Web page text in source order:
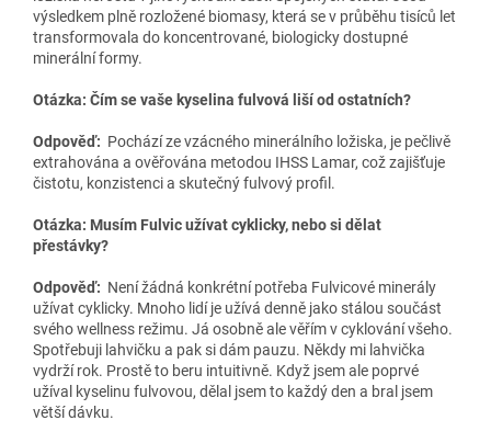
výsledkem plně rozložené biomasy, která se v průběhu tisíců let
transformovala do koncentrované, biologicky dostupné
minerální formy.
Otázka: Čím se vaše kyselina fulvová liší od ostatních?
Odpověď: Pochází ze vzácného minerálního ložiska, je pečlivě
extrahována a ověřována metodou IHSS Lamar, což zajišťuje
čistotu, konzistenci a skutečný fulvový profil.
Otázka: Musím Fulvic užívat cyklicky, nebo si dělat
přestávky?
Odpověď: Není žádná konkrétní potřeba Fulvicové minerály
užívat cyklicky. Mnoho lidí je užívá denně jako stálou součást
svého wellness režimu. Já osobně ale věřím v cyklování všeho.
Spotřebuji lahvičku a pak si dám pauzu. Někdy mi lahvička
vydrží rok. Prostě to beru intuitivně. Když jsem ale poprvé
užíval kyselinu fulvovou, dělal jsem to každý den a bral jsem
větší dávku.